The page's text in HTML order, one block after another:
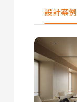
設計案例